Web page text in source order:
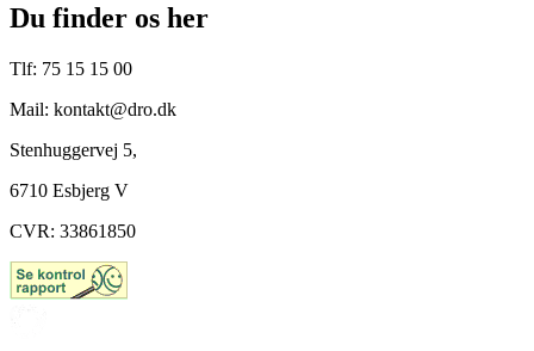
Du finder os her
Tlf: 75 15 15 00
Mail: kontakt@dro.dk
Stenhuggervej 5,
6710 Esbjerg V
CVR: 33861850